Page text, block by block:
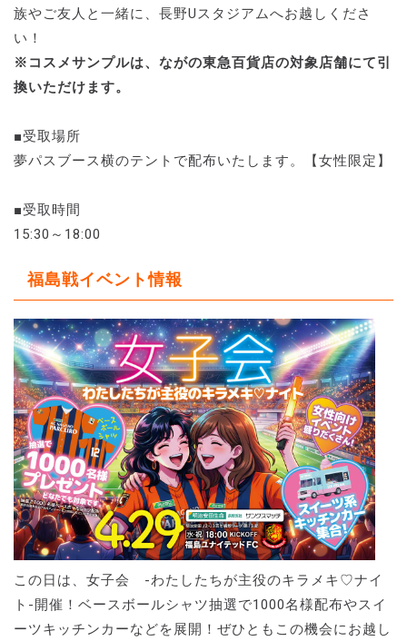
族やご友人と一緒に、長野Uスタジアムへお越しくださ
い！
※コスメサンプルは、ながの東急百貨店の対象店舗にて引
換いただけます。
■受取場所
夢パスブース横のテントで配布いたします。【女性限定】
■受取時間
15:30～18:00
福島戦イベント情報
この日は、女子会 -わたしたちが主役のキラメキ♡ナイ
ト-開催！ベースボールシャツ抽選で1000名様配布やスイ
ーツキッチンカーなどを展開！ぜひともこの機会にお越し